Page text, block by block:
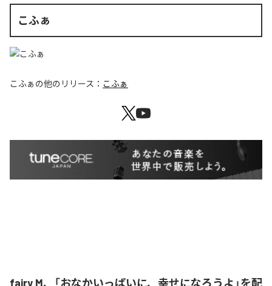
こふぁ
こふぁ の他のリリース： こふぁ
fairy M、「おなかいっぱいに、幸せになろうよ」を配